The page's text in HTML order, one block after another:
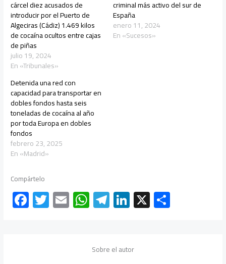
cárcel diez acusados de
introducir por el Puerto de
Algeciras (Cádiz) 1.469 kilos
de cocaína ocultos entre cajas
de piñas
julio 19, 2024
En «Tribunales»
criminal más activo del sur de
España
enero 11, 2024
En «Sucesos»
Detenida una red con
capacidad para transportar en
dobles fondos hasta seis
toneladas de cocaína al año
por toda Europa en dobles
fondos
febrero 23, 2025
En «Madrid»
Compártelo
F
ac
T
wi
E
m
W
h
s
Te
le
a
Li
nk
dI
X
Sobre el autor